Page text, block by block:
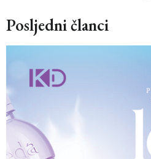
Posljedni članci